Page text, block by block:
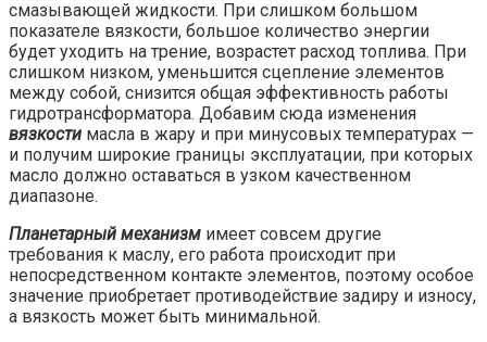
смазывающей жидкости. При слишком большом
показателе вязкости, большое количество энергии
будет уходить на трение, возрастет расход топлива. При
слишком низком, уменьшится сцепление элементов
между собой, снизится общая эффективность работы
гидротрансформатора. Добавим сюда изменения
вязкости масла в жару и при минусовых температурах —
и получим широкие границы эксплуатации, при которых
масло должно оставаться в узком качественном
диапазоне.
Планетарный механизм имеет совсем другие
требования к маслу, его работа происходит при
непосредственном контакте элементов, поэтому особое
значение приобретает противодействие задиру и износу,
а вязкость может быть минимальной.